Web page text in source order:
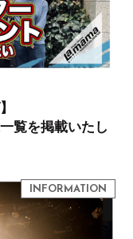
覧を掲載いたし